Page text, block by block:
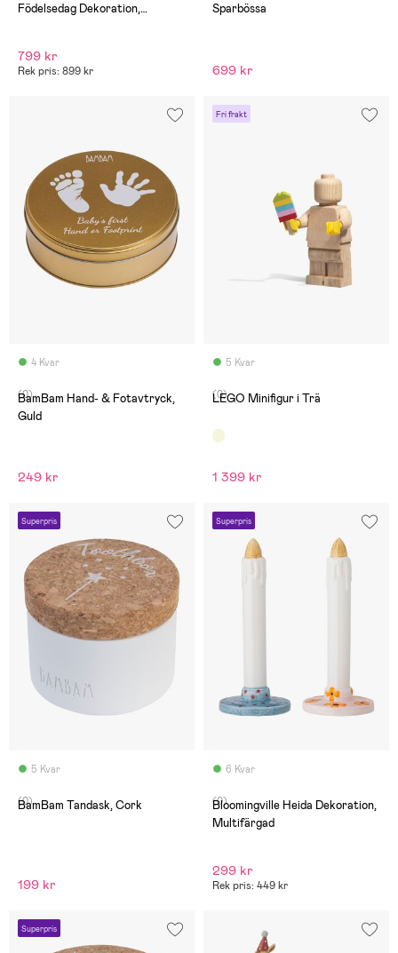
Födelsedag Dekoration,
799 kr
Rek pris: 899 kr
Sparbössa
699 kr
4 Kvar
(0)
BamBam Hand- & Fotavtryck,
Guld
249 kr
Fri frakt
5 Kvar
(0)
LEGO Minifigur i Trä
1 399 kr
Superpris
5 Kvar
(0)
BamBam Tandask, Cork
199 kr
Superpris
6 Kvar
(0)
Bloomingville Heida Dekoration,
Multifärgad
299 kr
Rek pris: 449 kr
Superpris